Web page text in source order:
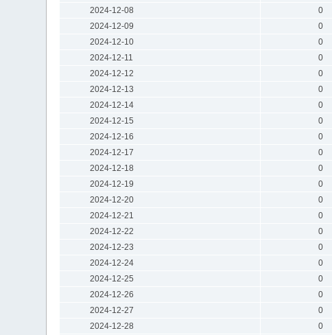
2024-12-08
0
2024-12-09
0
2024-12-10
0
2024-12-11
0
2024-12-12
0
2024-12-13
0
2024-12-14
0
2024-12-15
0
2024-12-16
0
2024-12-17
0
2024-12-18
0
2024-12-19
0
2024-12-20
0
2024-12-21
0
2024-12-22
0
2024-12-23
0
2024-12-24
0
2024-12-25
0
2024-12-26
0
2024-12-27
0
2024-12-28
0